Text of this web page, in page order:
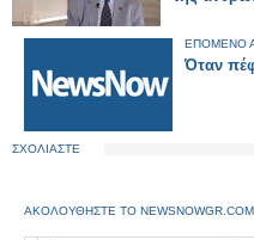
ΕΠΟΜΕΝΟ
Όταν
ΣΧΟΛΙΑΣΤΕ
ΑΚΟΛΟΥΘΗΣΤΕ ΤΟ NEWSNOWGR.COM